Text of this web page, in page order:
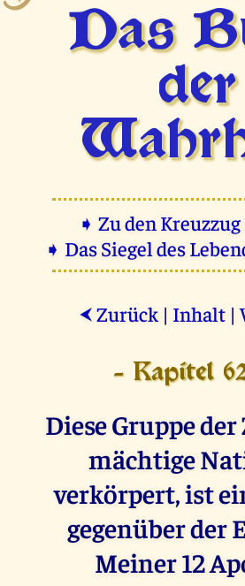
Das
der
➧ Zu den
➧ Das Siegel des
⮜ Zurück | Inhalt |
- Kapitel
Diese Gruppe
mächtige
verkörpert, ist
gegenüber der
Meiner 12